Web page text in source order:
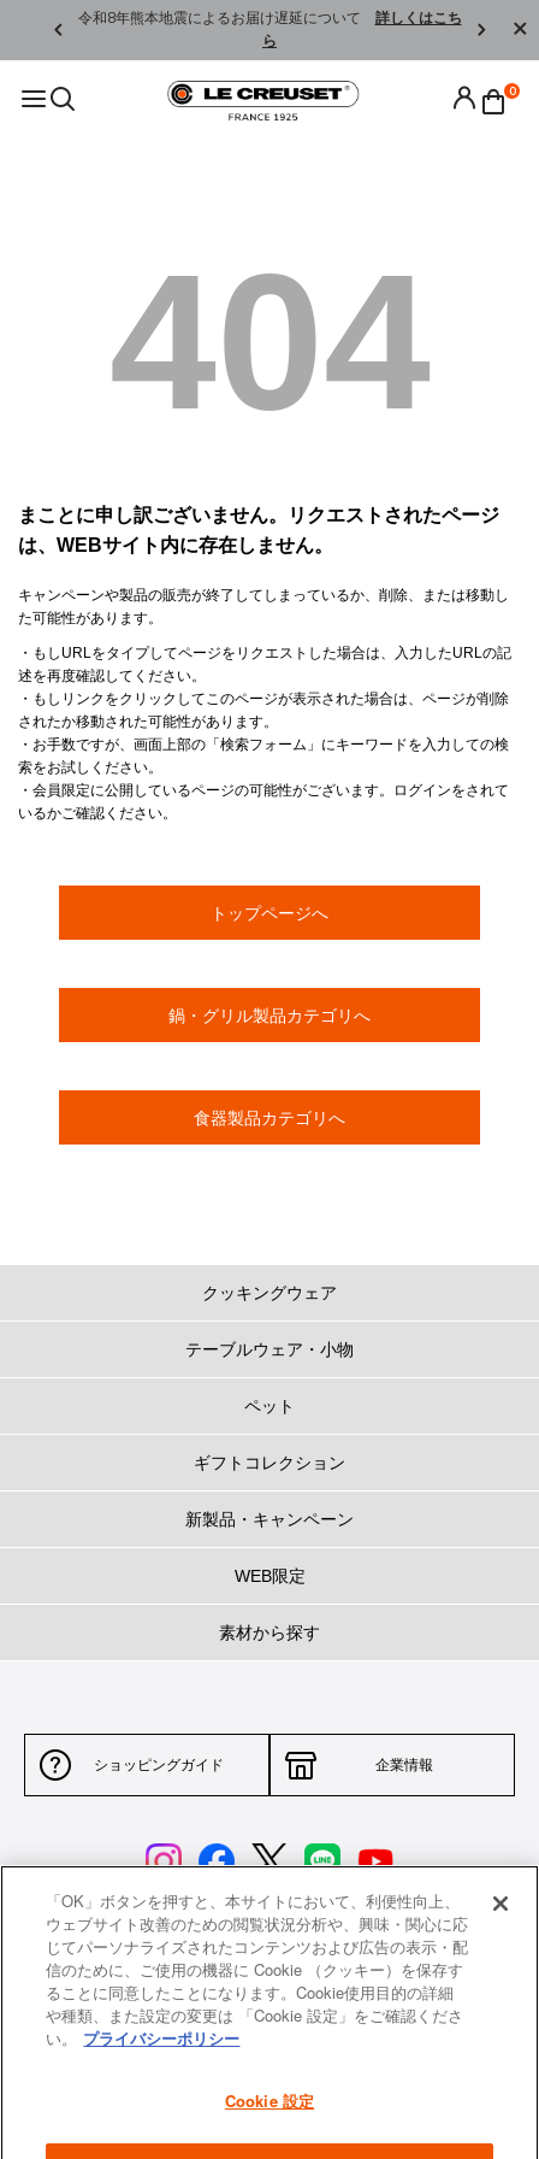
令和8年熊本地震によるお届け遅延について 詳しくはこち
ら
0
404
まことに申し訳ございません。リクエストされたページ
は、WEBサイト内に存在しません。
キャンペーンや製品の販売が終了してしまっているか、削除、または移動し
た可能性があります。
・もしURLをタイプしてページをリクエストした場合は、入力したURLの記
述を再度確認してください。
・もしリンクをクリックしてこのページが表示された場合は、ページが削除
されたか移動された可能性があります。
・お手数ですが、画面上部の「検索フォーム」にキーワードを入力しての検
索をお試しください。
・会員限定に公開しているページの可能性がございます。ログインをされて
いるかご確認ください。
トップページへ
鍋・グリル製品カテゴリへ
食器製品カテゴリへ
クッキングウェア
テーブルウェア・小物
ペット
ギフトコレクション
新製品・キャンペーン
WEB限定
素材から探す
ショッピングガイド 企業情報
サイトポリシー 特定商取引法に基づく表示
並行輸入品について 個人情報保護方針
返品について
よくあるご質問 お問い合わせ
「OK」ボタンを押すと、本サイトにおいて、利便性向上、
ウェブサイト改善のための閲覧状況分析や、興味・関心に応
じてパーソナライズされたコンテンツおよび広告の表示・配
信のために、ご使用の機器に Cookie （クッキー）を保存す
ることに同意したことになります。Cookie使用目的の詳細
や種類、また設定の変更は 「Cookie 設定」をご確認くださ
い。
プライバシーポリシー
Cookie 設定